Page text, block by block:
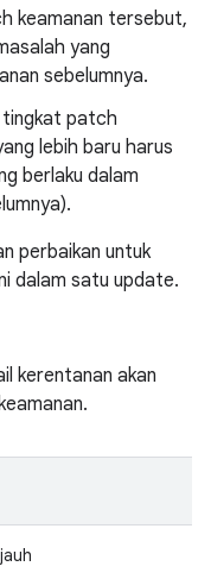
keamanan tersebut,
yang
sebelumnya.
tingkat patch
lebih baru harus
berlaku dalam
perbaikan untuk
dalam satu update.
kerentanan akan